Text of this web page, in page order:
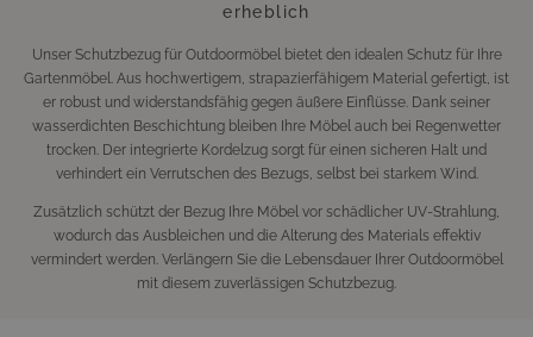
erheblich
Unser Schutzbezug für Outdoormöbel bietet den idealen Schutz für Ihre
Gartenmöbel. Aus hochwertigem, strapazierfähigem Material gefertigt, ist
er robust und widerstandsfähig gegen äußere Einflüsse. Dank seiner
wasserdichten Beschichtung bleiben Ihre Möbel auch bei Regenwetter
trocken. Der integrierte Kordelzug sorgt für einen sicheren Halt und
verhindert ein Verrutschen des Bezugs, selbst bei starkem Wind.
Zusätzlich schützt der Bezug Ihre Möbel vor schädlicher UV-Strahlung,
wodurch das Ausbleichen und die Alterung des Materials effektiv
vermindert werden. Verlängern Sie die Lebensdauer Ihrer Outdoormöbel
mit diesem zuverlässigen Schutzbezug.